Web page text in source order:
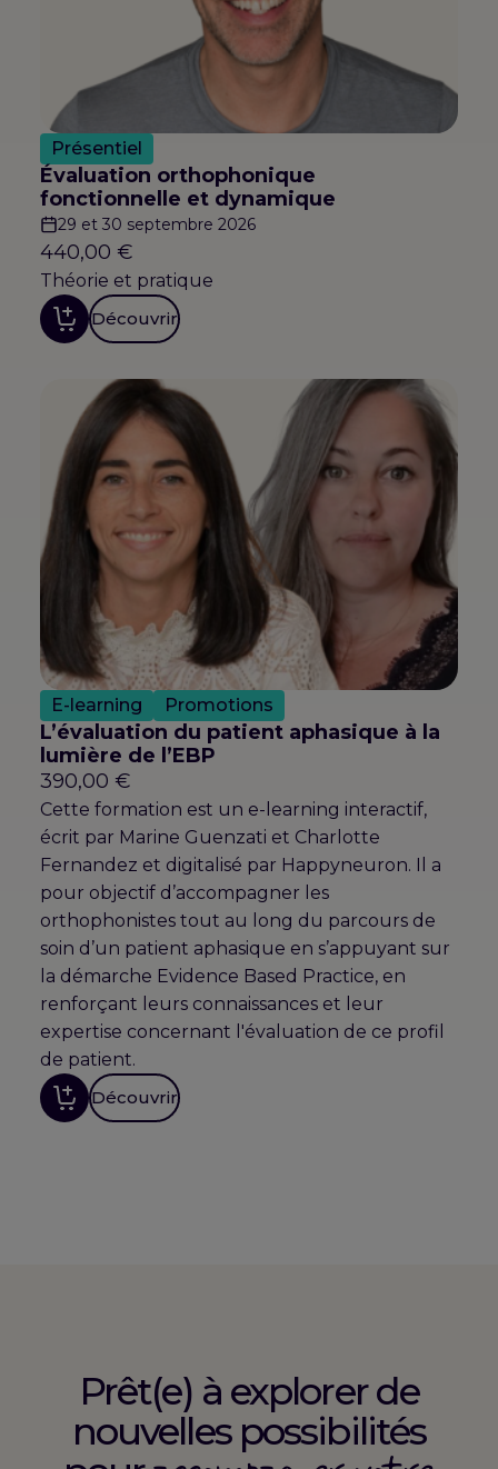
Présentiel
Évaluation orthophonique
fonctionnelle et dynamique
29 et 30 septembre 2026
440,00 €
Théorie et pratique
Découvrir
E-learning Promotions
L’évaluation du patient aphasique à la
lumière de l’EBP
390,00 €
Cette formation est un e-learning interactif,
écrit par Marine Guenzati et Charlotte
Fernandez et digitalisé par Happyneuron. Il a
pour objectif d’accompagner les
orthophonistes tout au long du parcours de
soin d’un patient aphasique en s’appuyant sur
la démarche Evidence Based Practice, en
renforçant leurs connaissances et leur
expertise concernant l'évaluation de ce profil
de patient.
Découvrir
Prêt(e) à explorer de
nouvelles possibilités